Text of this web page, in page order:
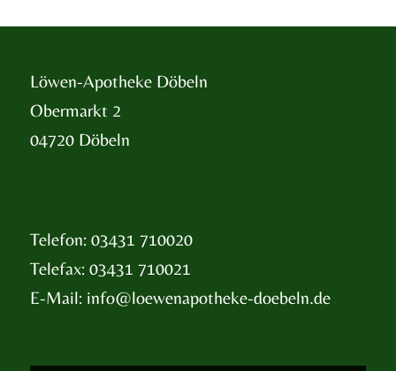
Löwen-Apotheke Döbeln
Obermarkt 2
04720 Döbeln
Telefon: 03431 710020
Telefax: 03431 710021
E-Mail: info@loewenapotheke-doebeln.de